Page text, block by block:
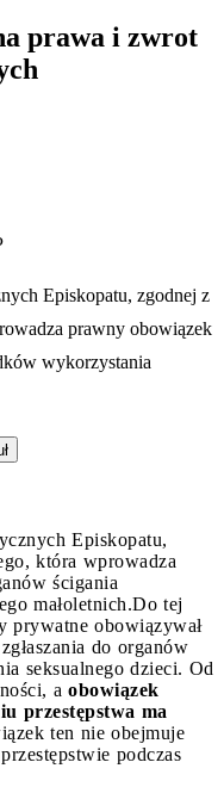
prawa i zwrot
Episkopatu, zgodnej z
prawny obowiązek
wykorzystania
Episkopatu,
która wprowadza
ścigania
małoletnich.Do tej
prywatne obowiązywał
do organów
seksualnego dzieci. Od
a obowiązek
przestępstwa ma
ten nie obejmuje
podczas